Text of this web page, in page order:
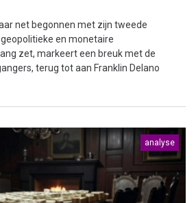
net begonnen met zijn tweede
en monetaire
zet, markeert een breuk met de
terug tot aan Franklin Delano
analyse